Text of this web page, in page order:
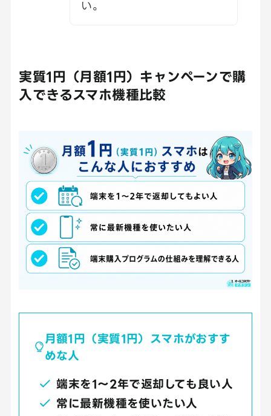
い。
実質1円（月額1円）キャンペーンで購
入できるスマホ機種比較
月額1円（実質1円）スマホがおすす
めな人
端末を1～2年で返却しても良い人
常に最新機種を使いたい人